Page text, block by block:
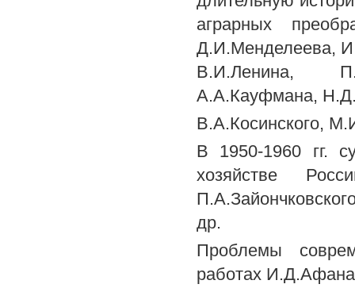
аграрных
Д.И.Менделеева,
В.И.Ленина,
А.А.Кауфмана,
В.А.Косинского,
В 1950-1960 гг.
хозяйстве
др.
Проблемы
работах